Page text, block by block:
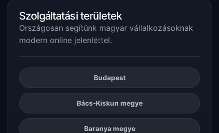
Szolgáltatási területek
Országosan segítünk magyar vállalkozásoknak
modern online jelenléttel.
Budapest
Bács-Kiskun megye
Baranya megye